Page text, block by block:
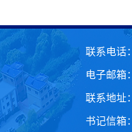
联系电话
电子邮箱
联系地址
书记信箱